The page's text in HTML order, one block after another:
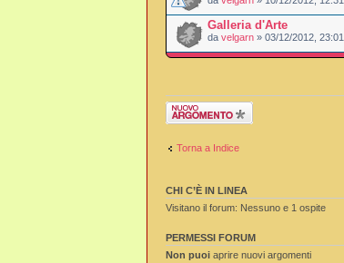
Galleria d'Arte
da velgarn » 03/12/2012, 23:01
Scrivi un nuovo
argomento
Torna a Indice
CHI C’È IN LINEA
Visitano il forum: Nessuno e 1 ospite
PERMESSI FORUM
Non puoi aprire nuovi argomenti